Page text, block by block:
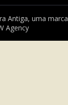
Antiga, uma marca
Agency